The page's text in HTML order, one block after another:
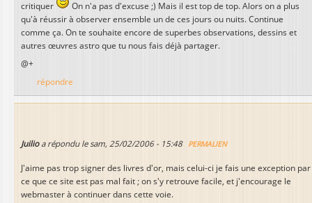
critiquer
On n'a pas d'excuse ;) Mais il est top de top. Alors on a plus
qu'à réussir à observer ensemble un de ces jours ou nuits. Continue
comme ça. On te souhaite encore de superbes observations, dessins et
autres œuvres astro que tu nous fais déjà partager.
@+
répondre
Juilioa répondu le sam, 25/02/2006 - 15:48 PERMALIEN
J'aime pas trop signer des livres d'or, mais celui-ci je fais une exception par
ce que ce site est pas mal fait ; on s'y retrouve facile, et j'encourage le
webmaster à continuer dans cette voie.